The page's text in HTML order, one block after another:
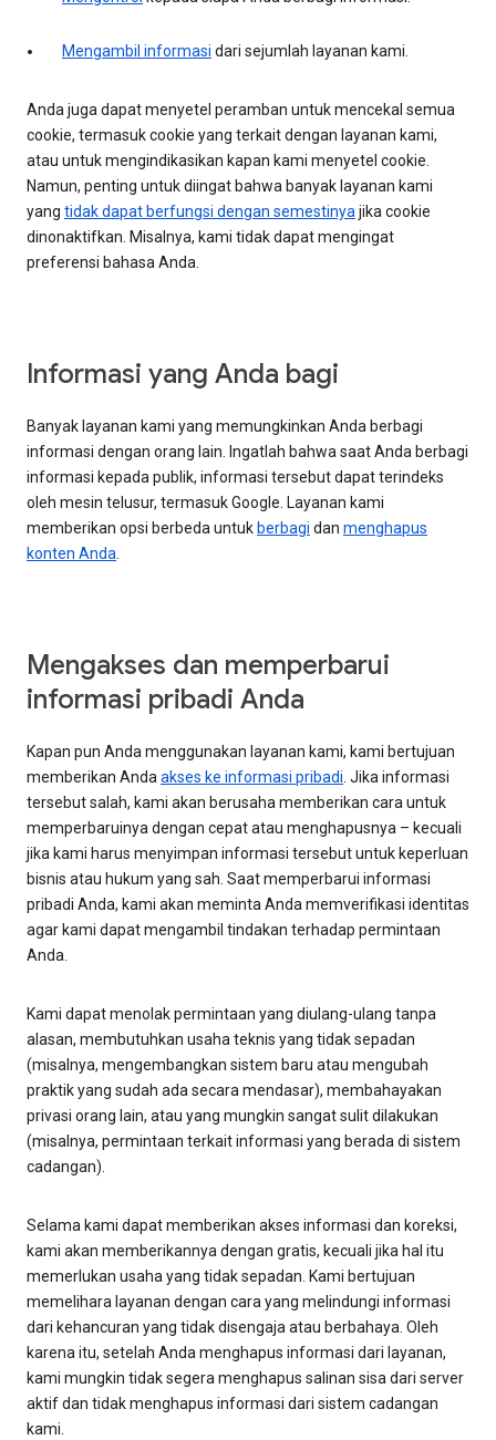
Mengambil informasi dari sejumlah layanan kami.
Anda juga dapat menyetel peramban untuk mencekal semua
cookie, termasuk cookie yang terkait dengan layanan kami,
atau untuk mengindikasikan kapan kami menyetel cookie.
Namun, penting untuk diingat bahwa banyak layanan kami
yang tidak dapat berfungsi dengan semestinyajika cookie
dinonaktifkan. Misalnya, kami tidak dapat mengingat
preferensi bahasa Anda.
Informasi yang Anda bagi
Banyak layanan kami yang memungkinkan Anda berbagi
informasi dengan orang lain. Ingatlah bahwa saat Anda berbagi
informasi kepada publik, informasi tersebut dapat terindeks
oleh mesin telusur, termasuk Google. Layanan kami
memberikan opsi berbeda untuk berbagi dan menghapus
konten Anda.
Mengakses dan memperbarui
informasi pribadi Anda
Kapan pun Anda menggunakan layanan kami, kami bertujuan
memberikan Andaakses ke informasi pribadi. Jika informasi
tersebut salah, kami akan berusaha memberikan cara untuk
memperbaruinya dengan cepat atau menghapusnya – kecuali
jika kami harus menyimpan informasi tersebut untuk keperluan
bisnis atau hukum yang sah. Saat memperbarui informasi
pribadi Anda, kami akan meminta Anda memverifikasi identitas
agar kami dapat mengambil tindakan terhadap permintaan
Anda.
Kami dapat menolak permintaan yang diulang-ulang tanpa
alasan, membutuhkan usaha teknis yang tidak sepadan
(misalnya, mengembangkan sistem baru atau mengubah
praktik yang sudah ada secara mendasar), membahayakan
privasi orang lain, atau yang mungkin sangat sulit dilakukan
(misalnya, permintaan terkait informasi yang berada di sistem
cadangan).
Selama kami dapat memberikan akses informasi dan koreksi,
kami akan memberikannya dengan gratis, kecuali jika hal itu
memerlukan usaha yang tidak sepadan. Kami bertujuan
memelihara layanan dengan cara yang melindungi informasi
dari kehancuran yang tidak disengaja atau berbahaya. Oleh
karena itu, setelah Anda menghapus informasi dari layanan,
kami mungkin tidak segera menghapus salinan sisa dari server
aktif dan tidak menghapus informasi dari sistem cadangan
kami.